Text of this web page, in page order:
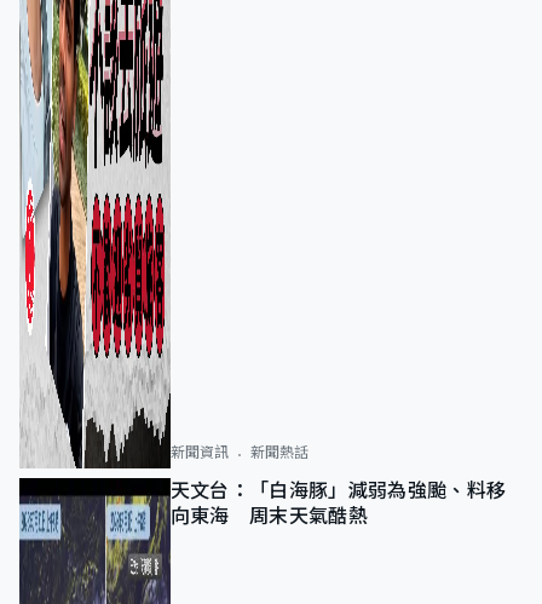
新聞資訊 新聞熱話
天文台：「白海豚」減弱為強颱、料移
向東海 周末天氣酷熱